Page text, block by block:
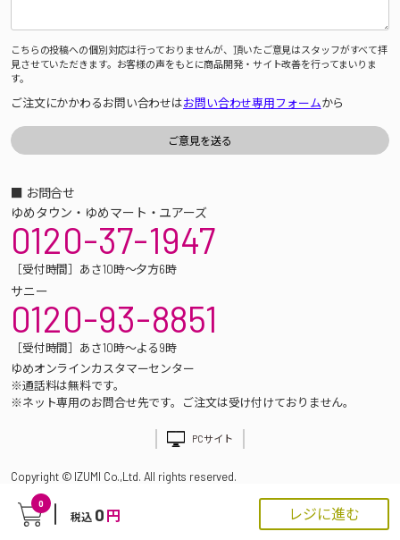
0
税込 0 円 レジに進む
こちらの投稿への個別対応は行っておりませんが、頂いたご意見はスタッフがすべて拝
見させていただきます。お客様の声をもとに商品開発・サイト改善を行ってまいりま
す。
ご注文にかかわるお問い合わせはお問い合わせ専用フォームから
■ お問合せ
ゆめタウン・ゆめマート・ユアーズ
0120-37-1947
［受付時間］あさ10時～夕方6時
サニー
0120-93-8851
［受付時間］あさ10時～よる9時
ゆめオンラインカスタマーセンター
※通話料は無料です。
※ネット専用のお問合せ先です。ご注文は受け付けておりません。
PCサイト
Copyright © IZUMI Co.,Ltd. All rights reserved.